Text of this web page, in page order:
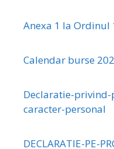
Anexa 1 la Ordinul
Calendar burse
Declaratie-
caracter-personal
DECLARATIE-PE-